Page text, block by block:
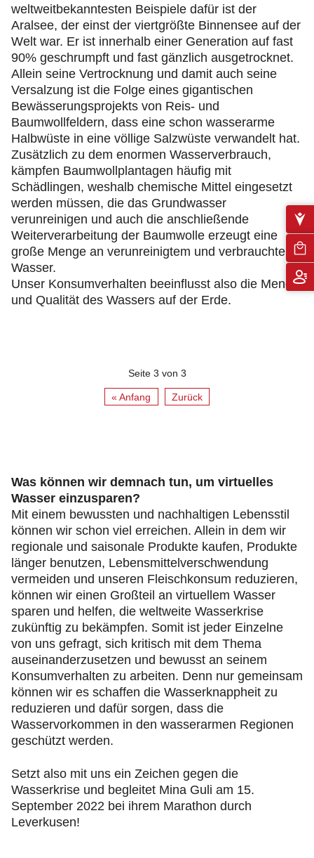
weltweitbekanntesten Beispiele dafür ist der
Aralsee, der einst der viertgrößte Binnensee auf der
Welt war. Er ist innerhalb einer Generation auf fast
90% geschrumpft und fast gänzlich ausgetrocknet.
Allein seine Vertrocknung und damit auch seine
Versalzung ist die Folge eines gigantischen
Bewässerungsprojekts von Reis- und
Baumwollfeldern, dass eine schon wasserarme
Halbwüste in eine völlige Salzwüste verwandelt hat.
Zusätzlich zu dem enormen Wasserverbrauch,
kämpfen Baumwollplantagen häufig mit
Schädlingen, weshalb chemische Mittel eingesetzt
werden müssen, die das Grundwasser
verunreinigen und auch die anschließende
Weiterverarbeitung der Baumwolle erzeugt eine
große Menge an verunreinigtem und verbrauchtem
Wasser.
Unser Konsumverhalten beeinflusst also die Menge
und Qualität des Wassers auf der Erde.
Seite 3 von 3
« Anfang Zurück
Was können wir demnach tun, um virtuelles
Wasser einzusparen?
Mit einem bewussten und nachhaltigen Lebensstil
können wir schon viel erreichen. Allein in dem wir
regionale und saisonale Produkte kaufen, Produkte
länger benutzen, Lebensmittelverschwendung
vermeiden und unseren Fleischkonsum reduzieren,
können wir einen Großteil an virtuellem Wasser
sparen und helfen, die weltweite Wasserkrise
zukünftig zu bekämpfen. Somit ist jeder Einzelne
von uns gefragt, sich kritisch mit dem Thema
auseinanderzusetzen und bewusst an seinem
Konsumverhalten zu arbeiten. Denn nur gemeinsam
können wir es schaffen die Wasserknappheit zu
reduzieren und dafür sorgen, dass die
Wasservorkommen in den wasserarmen Regionen
geschützt werden.
Setzt also mit uns ein Zeichen gegen die
Wasserkrise und begleitet Mina Guli am 15.
September 2022 bei ihrem Marathon durch
Leverkusen!